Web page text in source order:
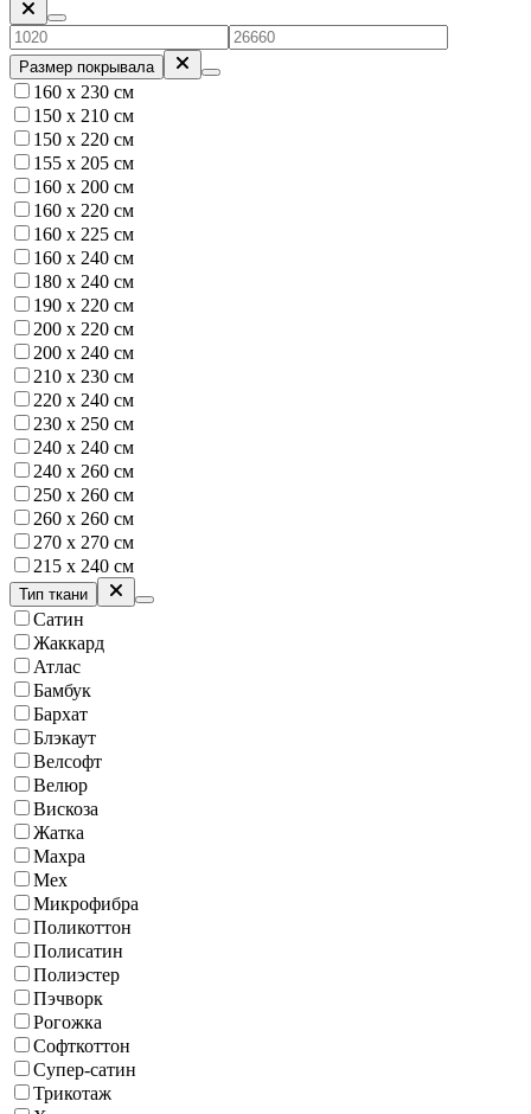
Размер покрывала
160 x 230 см
150 х 210 см
150 х 220 см
155 х 205 см
160 x 200 см
160 х 220 см
160 х 225 см
160 х 240 см
180 х 240 см
190 х 220 см
200 х 220 см
200 х 240 см
210 х 230 см
220 х 240 см
230 х 250 см
240 х 240 см
240 х 260 см
250 х 260 см
260 х 260 см
270 х 270 см
215 х 240 см
Тип ткани
Сатин
Жаккард
Атлас
Бамбук
Бархат
Блэкаут
Велсофт
Велюр
Вискоза
Жатка
Махра
Мех
Микрофибра
Поликоттон
Полисатин
Полиэстер
Пэчворк
Рогожка
Софткоттон
Супер-сатин
Трикотаж